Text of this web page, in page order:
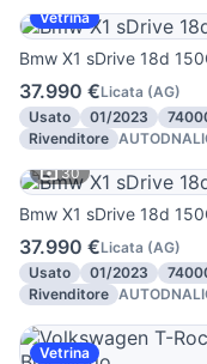
Vetrina
Bmw X1 sDrive 18d
37.990 €Licata (AG)
Usato
01/2023
Rivenditore
30
Bmw X1 sDrive 18d
37.990 €Licata (AG)
Usato
01/2023
Rivenditore
Vetrina